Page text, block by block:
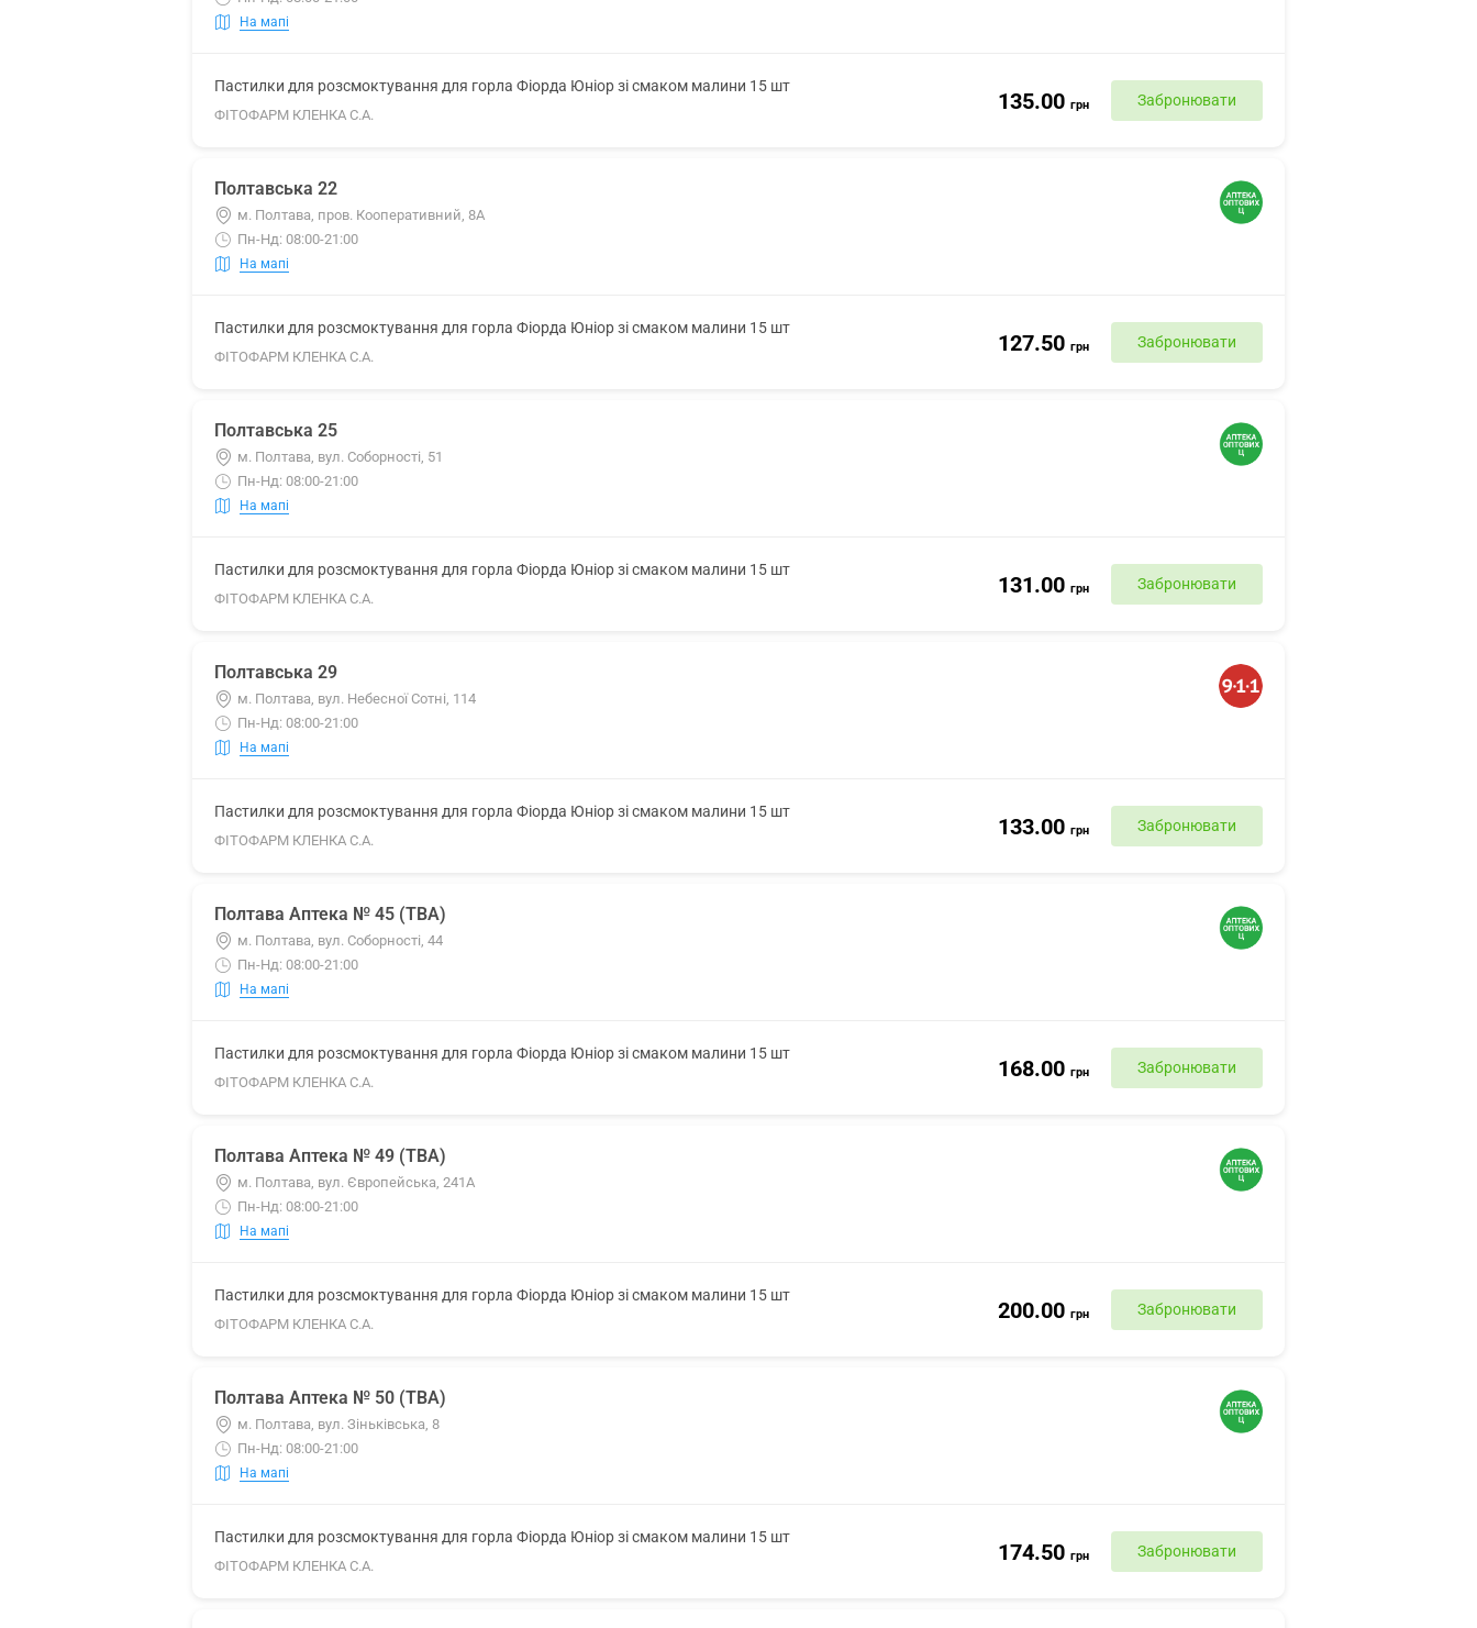
На мапі
Пастилки для розсмоктування для горла Фіорда Юніор зі смаком малини 15 шт
ФІТОФАРМ КЛЕНКА С.А.
135.00 грн Забронювати
Полтавська 22
м. Полтава, пров. Кооперативний, 8А
Пн-Нд: 08:00-21:00
На мапі
Пастилки для розсмоктування для горла Фіорда Юніор зі смаком малини 15 шт
ФІТОФАРМ КЛЕНКА С.А.
127.50 грн Забронювати
Полтавська 25
м. Полтава, вул. Соборності, 51
Пн-Нд: 08:00-21:00
На мапі
Пастилки для розсмоктування для горла Фіорда Юніор зі смаком малини 15 шт
ФІТОФАРМ КЛЕНКА С.А.
131.00 грн Забронювати
Полтавська 29
м. Полтава, вул. Небесної Сотні, 114
Пн-Нд: 08:00-21:00
На мапі
Пастилки для розсмоктування для горла Фіорда Юніор зі смаком малини 15 шт
ФІТОФАРМ КЛЕНКА С.А.
133.00 грн Забронювати
Полтава Аптека № 45 (ТВА)
м. Полтава, вул. Соборності, 44
Пн-Нд: 08:00-21:00
На мапі
Пастилки для розсмоктування для горла Фіорда Юніор зі смаком малини 15 шт
ФІТОФАРМ КЛЕНКА С.А.
168.00 грн Забронювати
Полтава Аптека № 49 (ТВА)
м. Полтава, вул. Європейська, 241А
Пн-Нд: 08:00-21:00
На мапі
Пастилки для розсмоктування для горла Фіорда Юніор зі смаком малини 15 шт
ФІТОФАРМ КЛЕНКА С.А.
200.00 грн Забронювати
Полтава Аптека № 50 (ТВА)
м. Полтава, вул. Зіньківська, 8
Пн-Нд: 08:00-21:00
На мапі
Пастилки для розсмоктування для горла Фіорда Юніор зі смаком малини 15 шт
ФІТОФАРМ КЛЕНКА С.А.
174.50 грн Забронювати